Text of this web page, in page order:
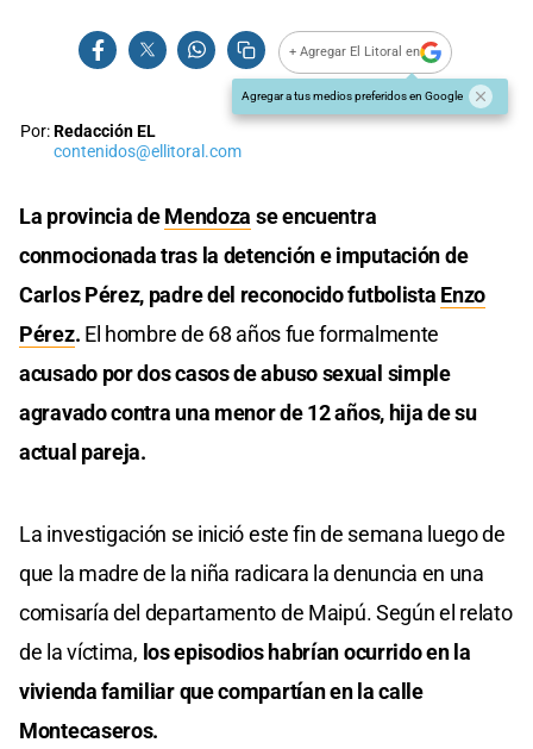
+ Agregar El Litoral en
Agregar a tus medios preferidos en Google
Por:Redacción EL
contenidos@ellitoral.com
La provincia deMendoza se encuentra
conmocionada tras la detención e imputación de
Carlos Pérez, padre del reconocido futbolista Enzo
Pérez. El hombre de 68 años fue formalmente
acusado por dos casos de abuso sexual simple
agravado contra una menor de 12 años, hija de su
actual pareja.
La investigación se inició este fin de semana luego de
que la madre de la niña radicara la denuncia en una
comisaría del departamento de Maipú. Según el relato
de la víctima, los episodios habrían ocurrido en la
vivienda familiar que compartían en la calle
Montecaseros.